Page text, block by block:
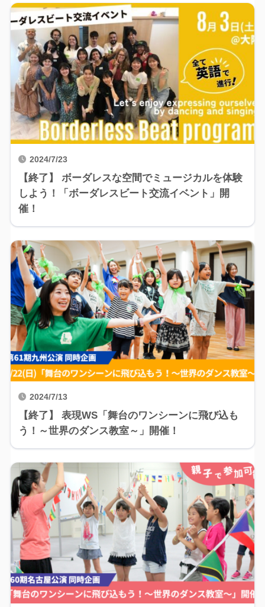
2024/7/23
【終了】 ボーダレスな空間でミュージカルを体験
しよう！「ボーダレスビート交流イベント」開
催！
2024/7/13
【終了】 表現WS「舞台のワンシーンに飛び込も
う！～世界のダンス教室～」開催！